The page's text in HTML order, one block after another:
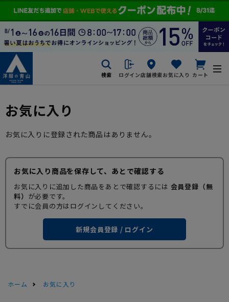
検索 ログイン店舗検索お気に入り カート
お気に入り
お気に入りに登録された商品はありません。
お気に入り商品を保存して、あとで確認する
お気に入りに追加した商品をあとで確認するには 会員登録（無
料） が必要です。
すでに会員の方はログインしてください。
新規会員登録 / ログイン
ホーム お気に入り